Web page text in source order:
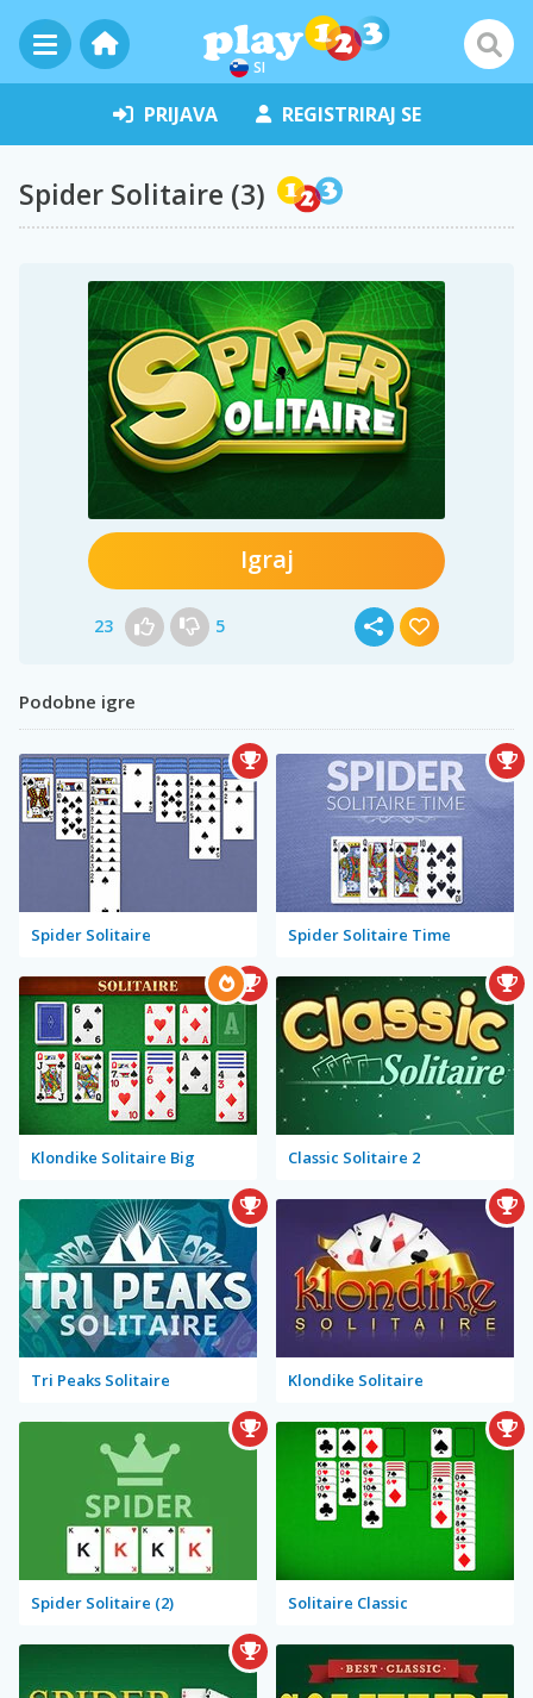
SI
PRIJAVA REGISTRIRAJ SE
Spider Solitaire (3)
Igraj
23 5
Podobne igre
Spider Solitaire Spider Solitaire Time
Klondike Solitaire Big Classic Solitaire 2
Tri Peaks Solitaire Klondike Solitaire
Spider Solitaire (2) Solitaire Classic